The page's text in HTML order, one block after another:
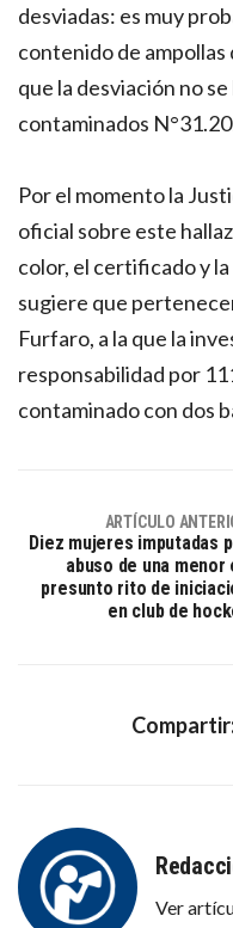
desviadas: es muy
contenido de
que la desviación no
contaminados
Por el momento la
oficial sobre este
color, el certificado y
sugiere que
Furfaro, a la que la
responsabilidad por
contaminado con dos
ARTÍCULO
Diez mujeres imputadas
abuso de una menor
presunto rito de
en club de
Ver